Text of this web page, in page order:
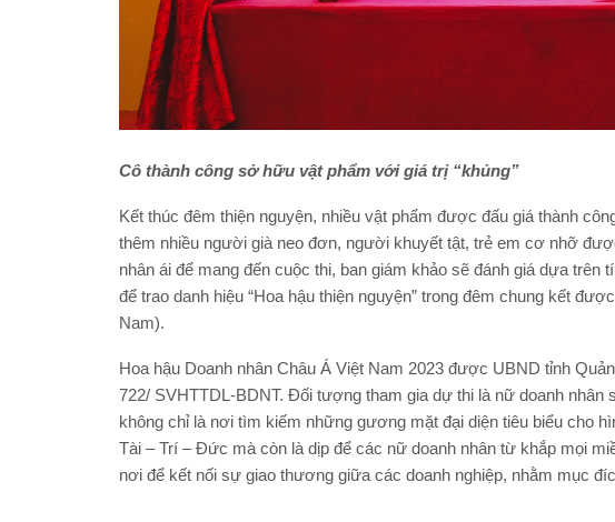
Cô thành công sở hữu vật phẩm với giá trị “khủng”
Kết thúc đêm thiện nguyện, nhiều vật phẩm được đấu giá thành
thêm nhiều người già neo đơn, người khuyết tật, trẻ em cơ nhỡ
nhân ái để mang đến cuộc thi, ban giám khảo sẽ đánh giá dựa
để trao danh hiệu “Hoa hậu thiện nguyện” trong đêm chung kết
Nam).
Hoa hậu Doanh nhân Châu Á Việt Nam 2023 được UBND tỉnh
722/ SVHTTDL-BDNT. Đối tượng tham gia dự thi là nữ doanh
không chỉ là nơi tìm kiếm những gương mặt đại diện tiêu biểu cho
Tài – Trí – Đức mà còn là dịp để các nữ doanh nhân từ khắp mọi
nơi để kết nối sự giao thương giữa các doanh nghiệp, nhằm mục